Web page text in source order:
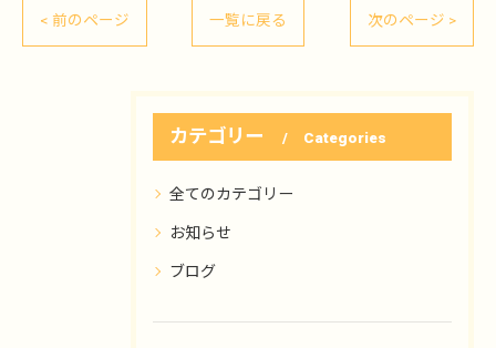
< 前のページ 一覧に戻る 次のページ >
カテゴリー Categories
全てのカテゴリー
お知らせ
ブログ